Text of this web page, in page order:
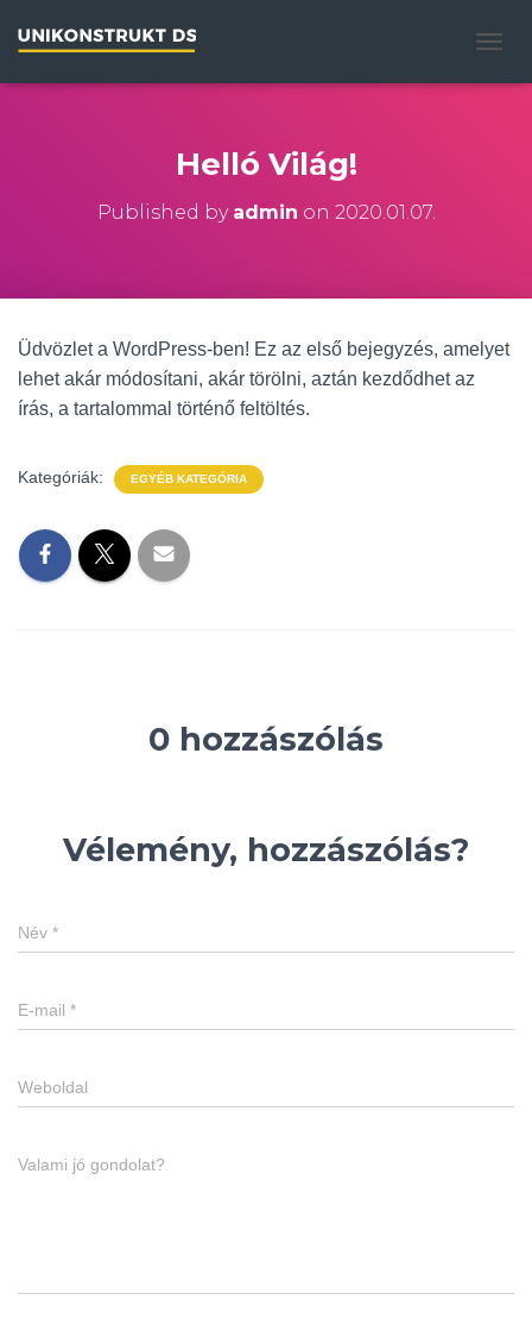
Helló Világ!
Published by admin on 2020.01.07.
Üdvözlet a WordPress-ben! Ez az első bejegyzés, amelyet
lehet akár módosítani, akár törölni, aztán kezdődhet az
írás, a tartalommal történő feltöltés.
Kategóriák: EGYÉB KATEGÓRIA
0 hozzászólás
Vélemény, hozzászólás?
Név *
E-mail *
Weboldal
Valami jó gondolat?